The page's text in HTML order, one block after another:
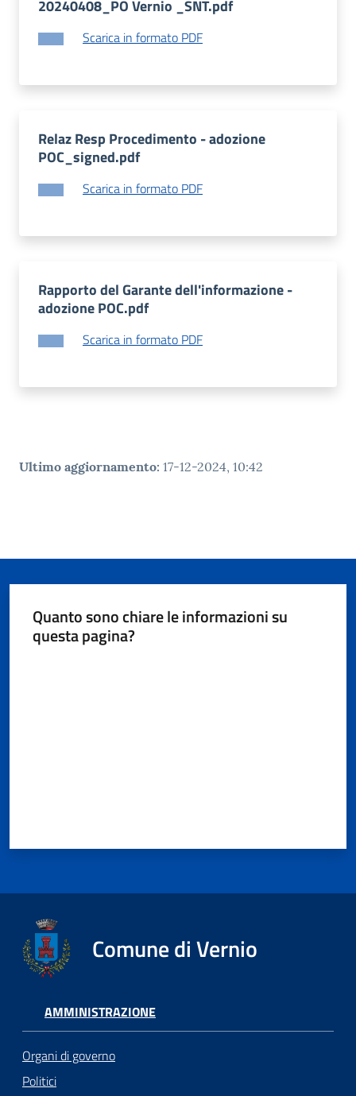
20240408_PO Vernio _SNT.pdf
Scarica in formato PDF
Relaz Resp Procedimento - adozione
POC_signed.pdf
Scarica in formato PDF
Rapporto del Garante dell'informazione -
adozione POC.pdf
Scarica in formato PDF
Ultimo aggiornamento: 17-12-2024, 10:42
Quanto sono chiare le informazioni su
questa pagina?
Comune di Vernio
AMMINISTRAZIONE
Organi di governo
Politici